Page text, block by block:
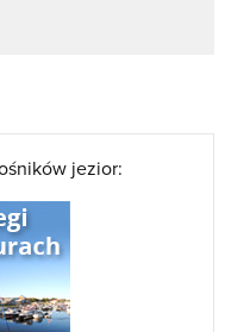
jezior: